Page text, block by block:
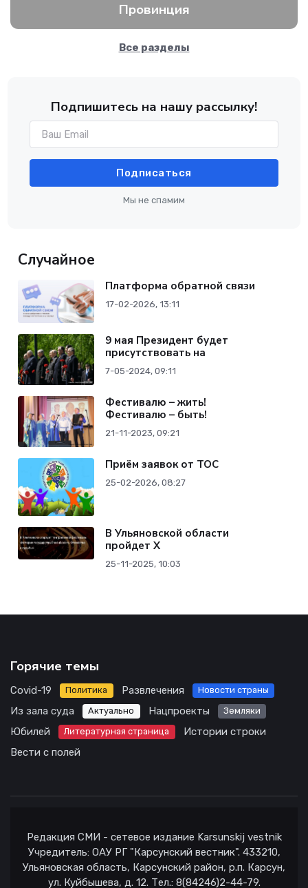
Провинция
Все разделы
Подпишитесь на нашу рассылку!
Подписаться
Мы не спамим
Случайное
Платформа обратной связи
17-02-2026, 13:11
9 мая Президент будет
присутствовать на
7-05-2024, 09:11
Фестивалю – жить!
Фестивалю – быть!
21-11-2023, 09:21
Приём заявок от ТОС
25-02-2026, 08:27
В Ульяновской области
пройдет Х
25-11-2025, 10:03
Горячие темы
Covid-19 Политика Развлечения Новости страны
Из зала суда Актуально Нацпроекты Земляки
Юбилей Литературная страница
Истории строки
Вести с полей
Редакция СМИ - сетевое издание Karsunskij vestnik
Учредитель: ОАУ РГ "Карсунский вестник". 433210,
Ульяновская область, Карсунский район, р.п. Карсун,
ул. Куйбышева, д. 12. Тел.: 8(84246)2-44-79.